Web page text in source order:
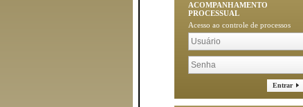
ACOMPANHAMENTO
PROCESSUAL
Acesso ao controle de processos
Entrar